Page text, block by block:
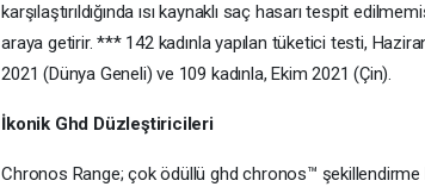
karşılaştırıldığında ısı kaynaklı saç hasarı tespit
araya getirir. *** 142 kadınla yapılan tüketici testi,
2021 (Dünya Geneli) ve 109 kadınla, Ekim 2021 (Çin).
İkonik Ghd Düzleştiricileri
Chronos Range; çok ödüllü ghd chronos™ şekillendirme